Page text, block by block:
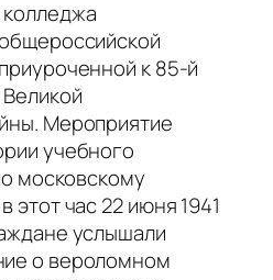
к 85-й
Мероприятие
учебного
московскому
этот час 22 июня 1941
услышали
о вероломном